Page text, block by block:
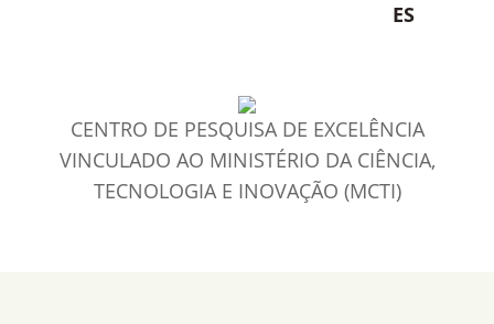
ES
CENTRO DE PESQUISA DE EXCELÊNCIA
VINCULADO AO MINISTÉRIO DA CIÊNCIA,
TECNOLOGIA E INOVAÇÃO (MCTI)